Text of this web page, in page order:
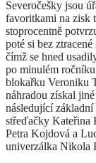
Severočešky jsou
favoritkami na zisk
stoprocentně
poté si bez
čímž se hned
po minulém
blokařku Veroniku
náhradou získal
následující základní
střeďačky Kateřina
Petra Kojdová a
univerzálka Nikola